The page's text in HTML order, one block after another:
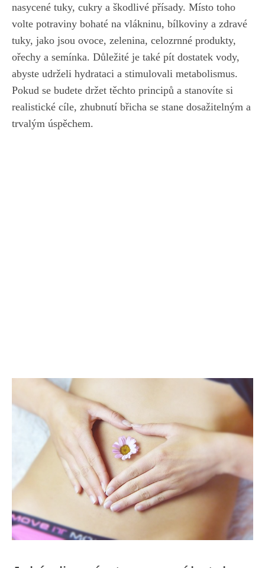
nasycené tuky, cukry a škodlivé ‌přísady. Místo toho
volte potraviny bohaté na vlákninu, bílkoviny a zdravé
tuky, jako jsou ovoce, zelenina, celozrnné produkty,
ořechy a semínka. Důležité je také pít ⁣dostatek vody,
abyste udrželi hydrataci a stimulovali metabolismus.
Pokud se budete držet těchto ‌principů a stanovíte si
realistické cíle, zhubnutí břicha se stane⁢ dosažitelným a⁣
trvalým úspěchem.